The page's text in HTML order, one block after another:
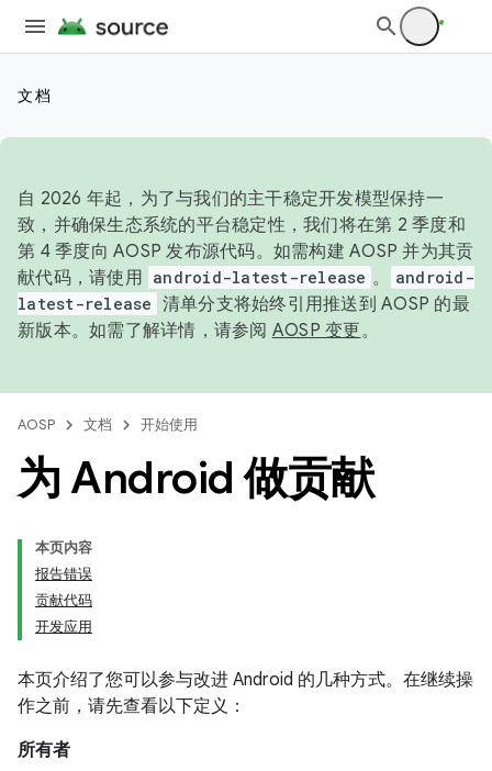
文档
自 2026 年起，为了与我们的主干稳定开发模型保持一
致，并确保生态系统的平台稳定性，我们将在第 2 季度和
第 4 季度向 AOSP 发布源代码。如需构建 AOSP 并为其贡
献代码，请使用 android-latest-release 。
android-
latest-release 清单分支将始终引用推送到 AOSP 的最
新版本。如需了解详情，请参阅 AOSP 变更。
AOSP 文档 开始使用
为 Android 做贡献
本页内容
报告错误
贡献代码
开发应用
本页介绍了您可以参与改进 Android 的几种方式。在继续操
作之前，请先查看以下定义：
所有者